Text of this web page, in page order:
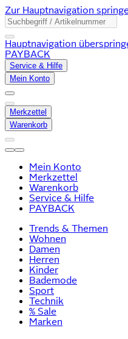
Zur Hauptnavigation
Hauptnavigation
PAYBACK
Service & Hilfe
Mein Konto
Merkzettel
Warenkorb
Mein Konto
Merkzettel
Warenkorb
Service & Hilfe
PAYBACK
Trends & Themen
Wohnen
Damen
Herren
Kinder
Bademode
Sport
Technik
% Sale
Marken